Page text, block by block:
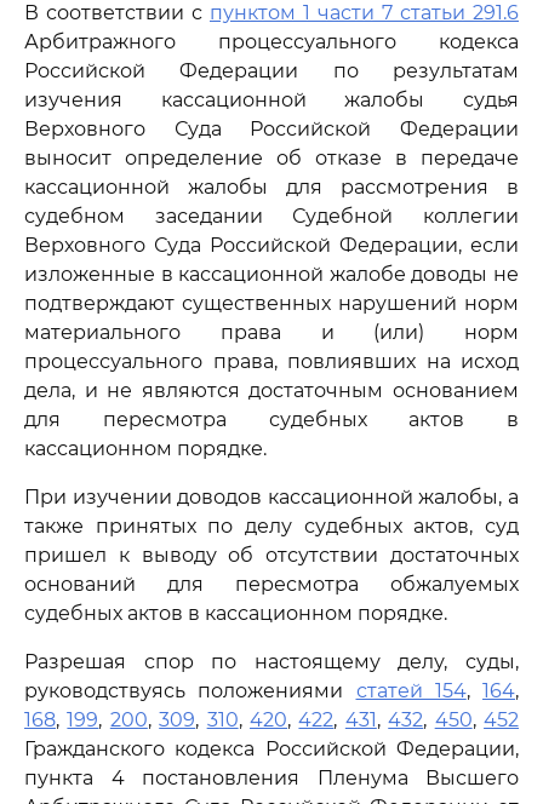
В соответствии с пунктом 1 части 7 статьи 291.6
Арбитражного процессуального кодекса
Российской Федерации по результатам
изучения кассационной жалобы судья
Верховного Суда Российской Федерации
выносит определение об отказе в передаче
кассационной жалобы для рассмотрения в
судебном заседании Судебной коллегии
Верховного Суда Российской Федерации, если
изложенные в кассационной жалобе доводы не
подтверждают существенных нарушений норм
материального права и (или) норм
процессуального права, повлиявших на исход
дела, и не являются достаточным основанием
для пересмотра судебных актов в
кассационном порядке.
При изучении доводов кассационной жалобы, а
также принятых по делу судебных актов, суд
пришел к выводу об отсутствии достаточных
оснований для пересмотра обжалуемых
судебных актов в кассационном порядке.
Разрешая спор по настоящему делу, суды,
руководствуясь положениями статей 154, 164,
168,199, 200,309, 310,420,422, 431,432, 450,452
Гражданского кодекса Российской Федерации,
пункта 4 постановления Пленума Высшего